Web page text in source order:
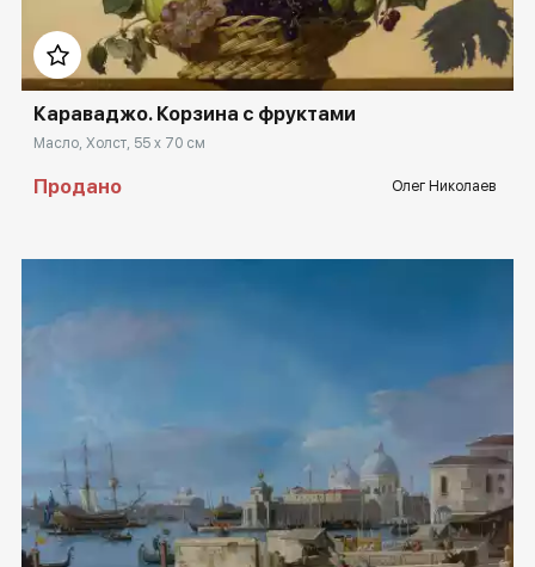
Домен: rakovgallery.ru
Караваджо. Корзина с фруктами
Масло, Холст, 55 x 70 см
Продано Олег Николаев
Домен: rakovgallery.ru